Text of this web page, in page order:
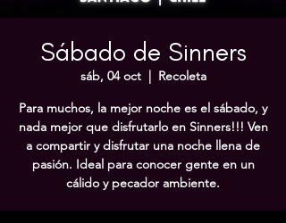
Sábado de Sinners
sáb, 04 oct
  |
Recoleta
Para muchos, la mejor noche es el sábado, y
nada mejor que disfrutarlo en Sinners!!! Ven
a compartir y disfrutar una noche llena de
pasión. Ideal para conocer gente en un
cálido y pecador ambiente.